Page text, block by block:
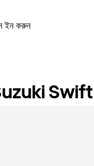
ইন করুন